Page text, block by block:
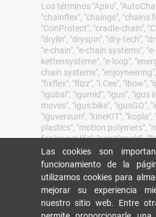
Los términos "Apiro",
"chainflex", "chainge", "chains
"ConProtect", "cradle-chain",
"drylin", "dryspin", "dry-tech",
"e-chain", "e-chain systems",
kettensysteme", "e-loop",
chain systems",
"fixflex", "flizz", "i.Cee", "ibow",
"igubal", "igumid", "igus", "igus
moves", "igus:bike", "igusGO",
"iguversum", "kineKIT",
plastics", "motion polymers",
for longer life", "print2mold",
"readycable", "readychain",
"reguse", "robolink", "Rohbot",
"superwise", "take the
"tribotape", "triflex",
igus improves", "xirodur",
comerciales legalmente
Las cookies son
funcionamiento de la
utilizamos cookies para
mejorar su experiencia
nuestro sitio web. Entre